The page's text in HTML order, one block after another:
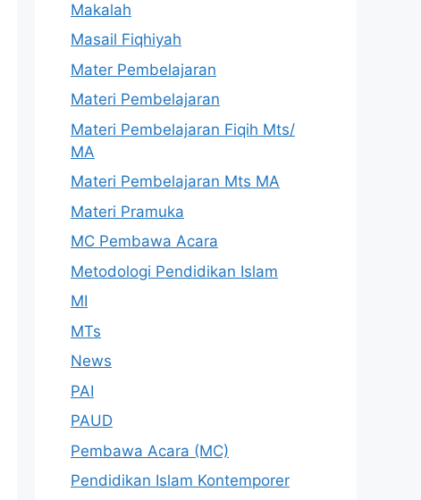
Makalah
Masail Fiqhiyah
Mater Pembelajaran
Materi Pembelajaran
Materi Pembelajaran Fiqih Mts/
MA
Materi Pembelajaran Mts MA
Materi Pramuka
MC Pembawa Acara
Metodologi Pendidikan Islam
MI
MTs
News
PAI
PAUD
Pembawa Acara (MC)
Pendidikan Islam Kontemporer